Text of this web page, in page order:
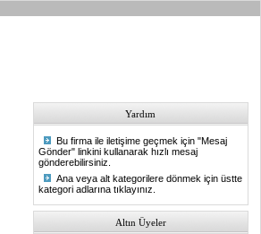
Yardım
Bu firma ile iletişime geçmek için "Mesaj
Gönder" linkini kullanarak hızlı mesaj
gönderebilirsiniz.
Ana veya alt kategorilere dönmek için üstte
kategori adlarına tıklayınız.
Altın Üyeler